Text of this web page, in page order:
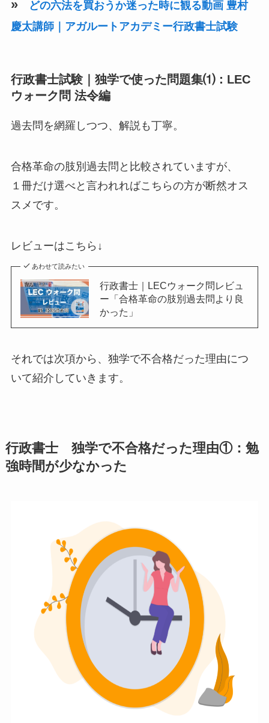
»
どの六法を買おうか迷った時に観る動画 豊村
慶太講師｜アガルートアカデミー行政書士試験
行政書士試験｜独学で使った問題集⑴：LEC
ウォーク問 法令編
過去問を網羅しつつ、解説も丁寧。
合格革命の肢別過去問と比較されていますが、
１冊だけ選べと言われればこちらの方が断然オス
スメです。
レビューはこちら↓
あわせて読みたい
行政書士｜LECウォーク問レビュ
ー「合格革命の肢別過去問より良
かった」
それでは次項から、独学で不合格だった理由につ
いて紹介していきます。
行政書士 独学で不合格だった理由①：勉
強時間が少なかった